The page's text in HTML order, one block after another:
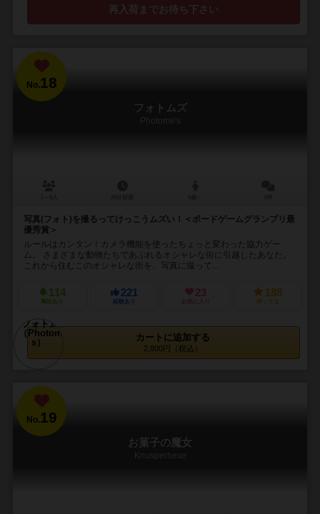
再入荷までお待ち下さい
No.18
フォトムズ
Photome's
写真(フォト)を撮るってけっこうムズい！＜ボードゲームグランプリ最
優秀賞＞
ルールはカンタン！カメラ機能を使ったちょっと変わった協力ゲー
ム。 さまざまな動物たちであぶれるオシャレな街に引越したあなた。
これから住むこのオシャレな街を、写真に撮って...
114
興味あり
221
経験あり
23
お気に入り
188
持ってる
カートに追加する
2,800円（税込）
No.19
お菓子の魔女
Knusperhexe